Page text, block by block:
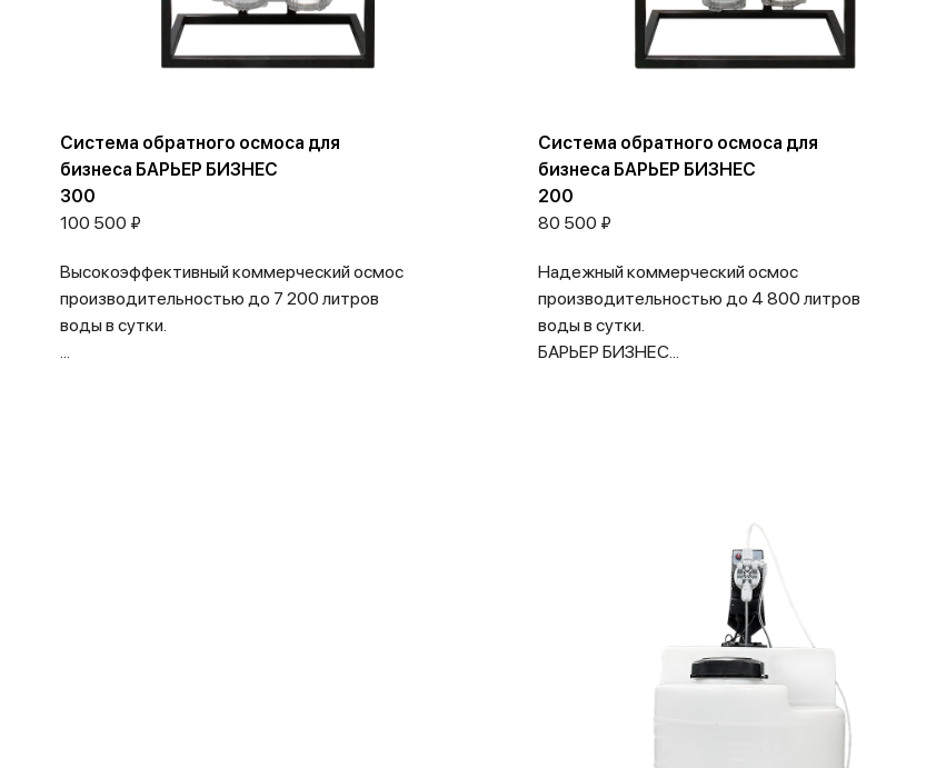
Система обратного осмоса для
бизнеса БАРЬЕР БИЗНЕС
300
100 500 ₽
Высокоэффективный коммерческий осмос
производительностью до 7 200 литров
воды в сутки.
...
Система обратного осмоса для
бизнеса БАРЬЕР БИЗНЕС
200
80 500 ₽
Надежный коммерческий осмос
производительностью до 4 800 литров
воды в сутки.
БАРЬЕР БИЗНЕС...